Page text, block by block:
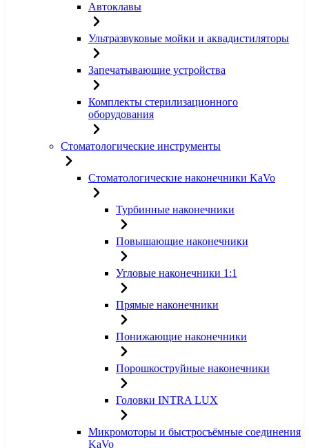
Автоклавы
Ультразвуковые мойки и аквадистиляторы
Запечатывающие устройства
Комплекты стерилизационного
оборудования
Стоматологические инструменты
Стоматологические наконечники KaVo
Турбинные наконечники
Повышающие наконечники
Угловые наконечники 1:1
Прямые наконечники
Понижающие наконечники
Порошкоструйные наконечники
Головки INTRA LUX
Микромоторы и быстросъёмные соединения
KaVo